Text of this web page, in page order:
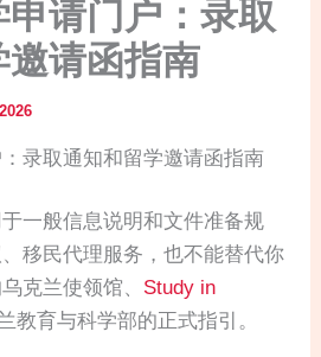
请门户：录取
请函指南
录取通知和留学邀请函指南
一般信息说明和文件准备规
移民代理服务，也不能替代你
克兰使领馆、 Study in
教育与科学部的正式指引。